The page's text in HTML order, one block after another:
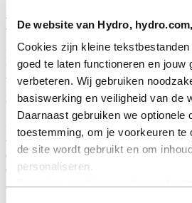
De website van Hydro,
Cookies zijn kleine
goed te laten functioneren en jouw
verbeteren. Wij gebruiken
basiswerking en veiligheid van de
Daarnaast gebruiken we optionele
toestemming, om je voorkeuren te
de site wordt gebruikt en om
personaliseren.
Essentiële ervaring
Lippert heeft jarenlange ervaring met
turbines. Voordat hij bij Hydro kwam,
windenergiebedrijf in verschillende
installatieverantwoordelijke en
bouwprojecten.
Na een wereldreis met turbines en jaren
tijd om zich te vestigen. Hij begon in
de bouw vanWindpark Tonstadin en
als Head of Operation.
Het veldwerk ligt hem na aan het hart,